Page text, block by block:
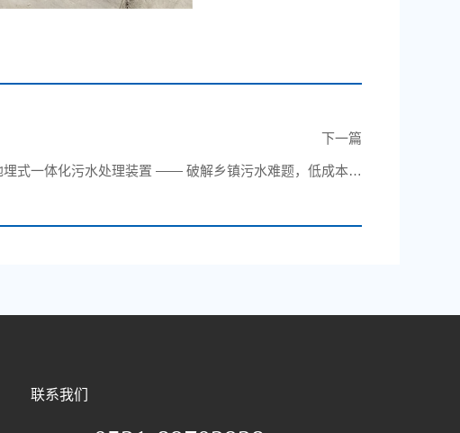
下一篇
埋式一体化污水处理装置 —— 破解乡镇污水难题，低成本守
联系我们